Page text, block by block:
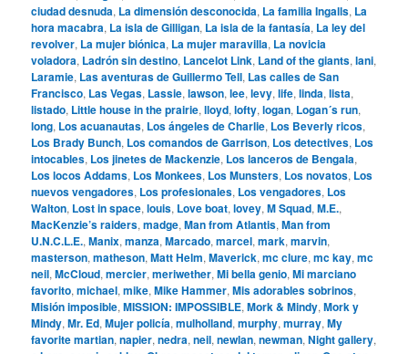
ciudad desnuda, La dimensión desconocida, La familia Ingalls, La
hora macabra, La isla de Gilligan, La isla de la fantasía, La ley del
revolver, La mujer biónica, La mujer maravilla, La novicia
voladora, Ladrón sin destino, Lancelot Link, Land of the giants,lani,
Laramie, Las aventuras de Guillermo Tell, Las calles de San
Francisco, Las Vegas, Lassie,lawson,lee,levy,life,linda,lista,
listado, Little house in the prairie,lloyd,lofty,logan, Logan´s run,
long, Los acuanautas, Los ángeles de Charlie, Los Beverly ricos,
Los Brady Bunch, Los comandos de Garrison, Los detectives, Los
intocables, Los jinetes de Mackenzie, Los lanceros de Bengala,
Los locos Addams, Los Monkees, Los Munsters, Los novatos, Los
nuevos vengadores, Los profesionales, Los vengadores, Los
Walton, Lost in space,louis, Love boat,lovey,M Squad,M.E.,
MacKenzie’s raiders,madge,Man from Atlantis,Man from
U.N.C.L.E.,Manix,manza,Marcado,marcel,mark,marvin,
masterson,matheson,Matt Helm,Maverick,mc clure,mc kay,mc
neil,McCloud,mercier,meriwether,Mi bella genio,Mi marciano
favorito,michael,mike,Mike Hammer,Mis adorables sobrinos,
Misión imposible,MISSION: IMPOSSIBLE,Mork & Mindy,Mork y
Mindy,Mr. Ed,Mujer policía,mulholland,murphy,murray,My
favorite martian,napier,nedra,neil,newlan,newman,Night gallery,